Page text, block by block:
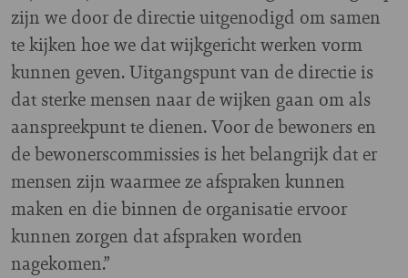
zijn we door de directie uitgenodigd om samen
te kijken hoe we dat wijkgericht werken vorm
kunnen geven. Uitgangspunt van de directie is
dat sterke mensen naar de wijken gaan om als
aanspreekpunt te dienen. Voor de bewoners en
de bewonerscommissies is het belangrijk dat er
mensen zijn waarmee ze afspraken kunnen
maken en die binnen de organisatie ervoor
kunnen zorgen dat afspraken worden
nagekomen.”